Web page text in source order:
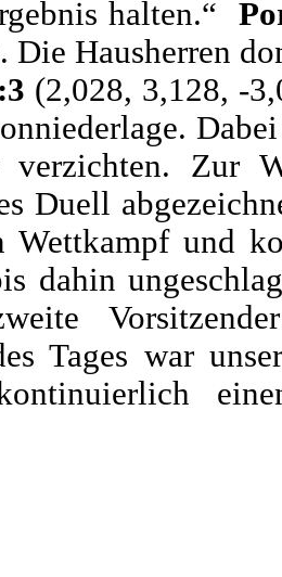
halten.“
Die Hausherren
(2,028, 3,128, -
verzichten. Zur
Duell
Wettkampf und
dahin
Tages war